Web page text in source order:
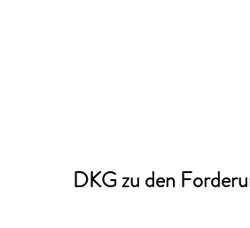
DKG zu den